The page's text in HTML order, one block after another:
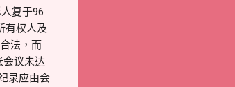
复于96
有权人及
法，而
会议未达
录应由会